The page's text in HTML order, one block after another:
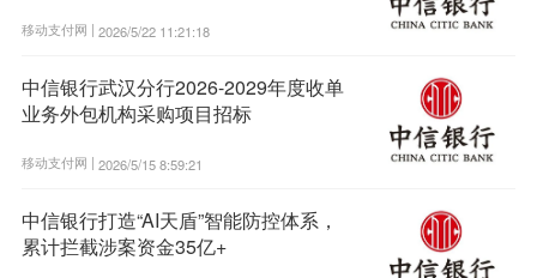
移动支付网 | 2026/5/22 11:21:18
中信银行武汉分行2026-2029年度收单
业务外包机构采购项目招标
移动支付网 | 2026/5/15 8:59:21
中信银行打造“AI天盾”智能防控体系，
累计拦截涉案资金35亿+